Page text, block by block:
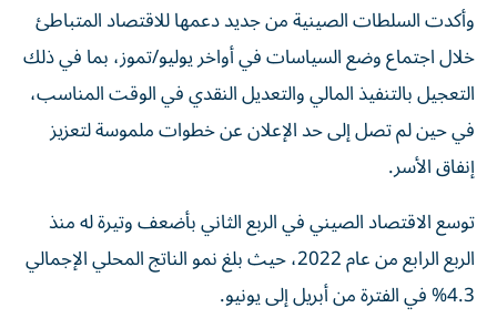
وأكدت السلطات الصينية من جديد دعمها للاقتصاد المتباطئ
خلال اجتماع وضع السياسات في أواخر يوليو/تموز، بما في ذلك
التعجيل بالتنفيذ المالي والتعديل النقدي في الوقت المناسب،
في حين لم تصل إلى حد الإعلان عن خطوات ملموسة لتعزيز
إنفاق الأسر.
توسع الاقتصاد الصيني في الربع الثاني بأضعف وتيرة له منذ
الربع الرابع من عام 2022، حيث بلغ نمو الناتج المحلي الإجمالي
4.3% في الفترة من أبريل إلى يونيو.